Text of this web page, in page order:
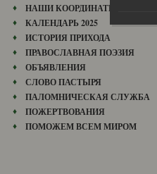
НАШИ КООРДИНАТЫ
КАЛЕНДАРЬ 2025
ИСТОРИЯ ПРИХОДА
ПРАВОСЛАВНАЯ ПОЭЗИЯ
ОБЪЯВЛЕНИЯ
СЛОВО ПАСТЫРЯ
ПАЛОМНИЧЕСКАЯ СЛУЖБА
ПОЖЕРТВОВАНИЯ
ПОМОЖЕМ ВСЕМ МИРОМ